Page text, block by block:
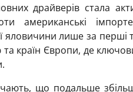
драйверів стала
американські
яловичини лише за перші
та країн Європи, де
що подальше